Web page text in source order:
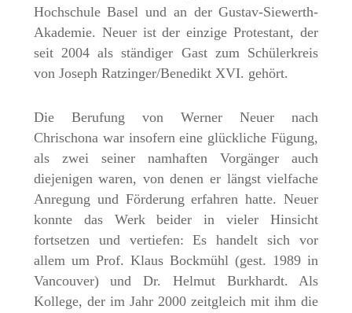
Hochschule Basel und an der Gustav-Siewerth-
Akademie. Neuer ist der einzige Protestant, der
seit 2004 als ständiger Gast zum Schülerkreis
von Joseph Ratzinger/Benedikt XVI. gehört.
Die Berufung von Werner Neuer nach
Chrischona war insofern eine glückliche Fügung,
als zwei seiner namhaften Vorgänger auch
diejenigen waren, von denen er längst vielfache
Anregung und Förderung erfahren hatte. Neuer
konnte das Werk beider in vieler Hinsicht
fortsetzen und vertiefen: Es handelt sich vor
allem um Prof. Klaus Bockmühl (gest. 1989 in
Vancouver) und Dr. Helmut Burkhardt. Als
Kollege, der im Jahr 2000 zeitgleich mit ihm die